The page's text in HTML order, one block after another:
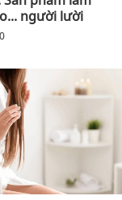
người lười